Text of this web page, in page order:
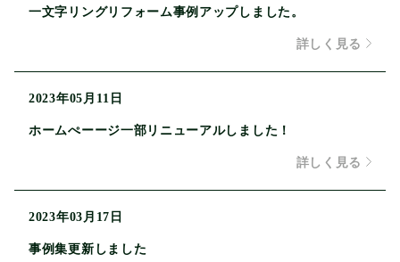
一文字リングリフォーム事例アップしました。
詳しく見る
2023年05月11日
ホームぺーージ一部リニューアルしました！
詳しく見る
2023年03月17日
事例集更新しました